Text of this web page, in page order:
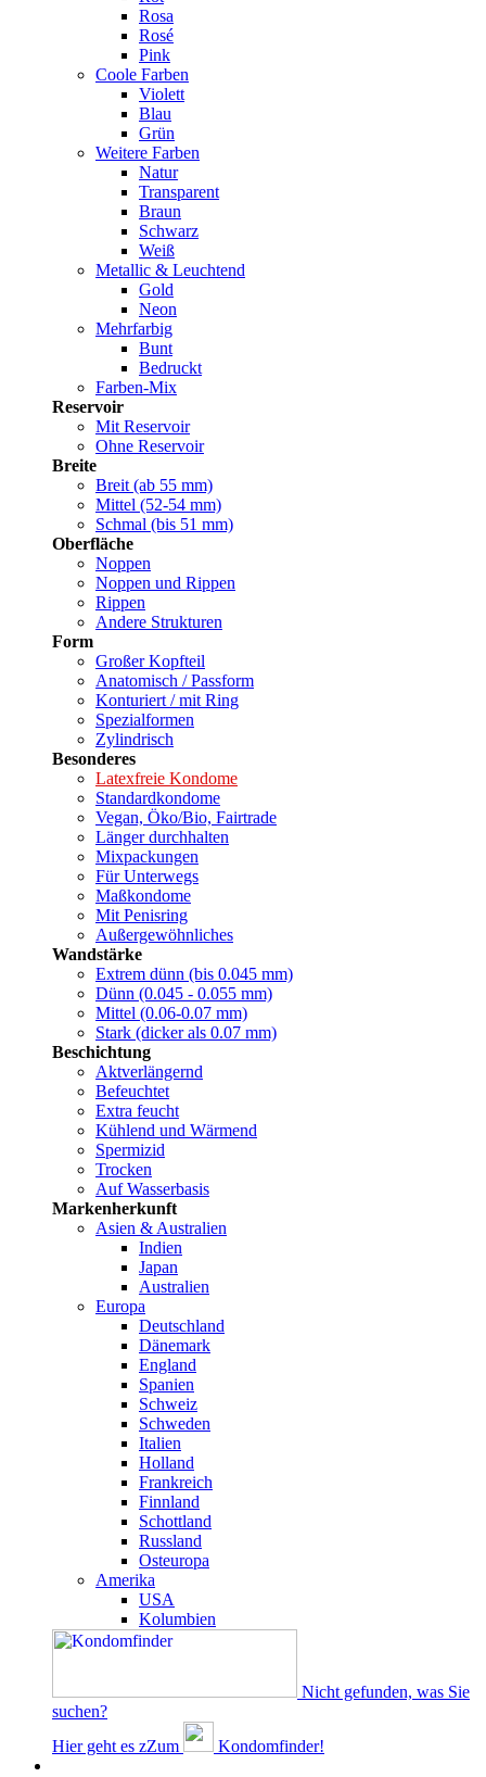
Rosa
Rosé
Pink
Coole Farben
Violett
Blau
Grün
Weitere Farben
Natur
Transparent
Braun
Schwarz
Weiß
Metallic & Leuchtend
Gold
Neon
Mehrfarbig
Bunt
Bedruckt
Farben-Mix
Reservoir
Mit Reservoir
Ohne Reservoir
Breite
Breit (ab 55 mm)
Mittel (52-54 mm)
Schmal (bis 51 mm)
Oberfläche
Noppen
Noppen und Rippen
Rippen
Andere Strukturen
Form
Großer Kopfteil
Anatomisch / Passform
Konturiert / mit Ring
Spezialformen
Zylindrisch
Besonderes
Latexfreie Kondome
Standardkondome
Vegan, Öko/Bio, Fairtrade
Länger durchhalten
Mixpackungen
Für Unterwegs
Maßkondome
Mit Penisring
Außergewöhnliches
Wandstärke
Extrem dünn (bis 0.045 mm)
Dünn (0.045 - 0.055 mm)
Mittel (0.06-0.07 mm)
Stark (dicker als 0.07 mm)
Beschichtung
Aktverlängernd
Befeuchtet
Extra feucht
Kühlend und Wärmend
Spermizid
Trocken
Auf Wasserbasis
Markenherkunft
Asien & Australien
Indien
Japan
Australien
Europa
Deutschland
Dänemark
England
Spanien
Schweiz
Schweden
Italien
Holland
Frankreich
Finnland
Schottland
Russland
Osteuropa
Amerika
USA
Kolumbien
Nicht gefunden, was Sie
suchen?
Hier geht es zZum
Kondomfinder!